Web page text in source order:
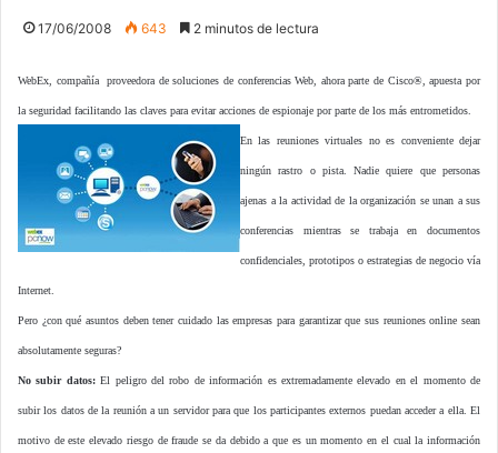
17/06/2008 643 2 minutos de lectura
WebEx, compañía proveedora de soluciones de conferencias Web, ahora parte de Cisco®, apuesta por
la seguridad facilitando las claves para evitar acciones de espionaje por parte de los más entrometidos.
En las reuniones virtuales no es conveniente dejar
ningún rastro o pista. Nadie quiere que personas
ajenas a la actividad de la organización se unan a sus
conferencias mientras se trabaja en documentos
confidenciales, prototipos o estrategias de negocio vía
Internet.
Pero ¿con qué asuntos deben tener cuidado las empresas para garantizar que sus reuniones online sean
absolutamente seguras?
No subir datos:El peligro del robo de información es extremadamente elevado en el momento de
subir los datos de la reunión a un servidor para que los participantes externos puedan acceder a ella. El
motivo de este elevado riesgo de fraude se da debido a que es un momento en el cual la información